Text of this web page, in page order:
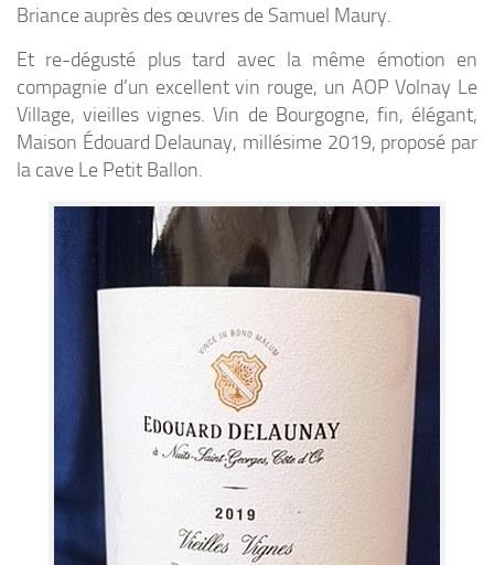
Briance auprès des œuvres de Samuel Maury.
Et re-dégusté plus tard avec la même émotion en
compagnie d’un excellent vin rouge, un AOP Volnay Le
Village, vieilles vignes. Vin de Bourgogne, fin, élégant,
Maison Édouard Delaunay, millésime 2019, proposé par
la cave Le Petit Ballon.